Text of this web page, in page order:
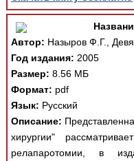
Автор: Назыров Ф.Г.,
Год издания: 2005
Размер: 8.56 МБ
Формат: pdf
Язык: Русский
Описание:
хирургии"
релапаротомии, в